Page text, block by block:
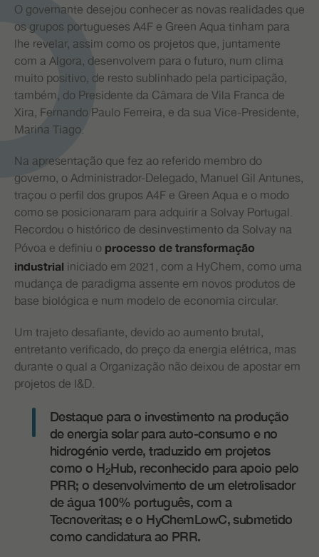
O governante desejou conhecer as novas realidades que
os grupos portugueses A4F e Green Aqua tinham para
lhe revelar, assim como os projetos que, juntamente
com a Algora, desenvolvem para o futuro, num clima
muito positivo, de resto sublinhado pela participação,
também, do Presidente da Câmara de Vila Franca de
Xira, Fernando Paulo Ferreira, e da sua Vice-Presidente,
Marina Tiago.
Na apresentação que fez ao referido membro do
governo, o Administrador-Delegado, Manuel Gil Antunes,
traçou o perfil dos grupos A4F e Green Aqua e o modo
como se posicionaram para adquirir a Solvay Portugal.
Recordou o histórico de desinvestimento da Solvay na
Póvoa e definiu o processo de transformação
industrial iniciado em 2021, com a HyChem, como uma
mudança de paradigma assente em novos produtos de
base biológica e num modelo de economia circular.
Um trajeto desafiante, devido ao aumento brutal,
entretanto verificado, do preço da energia elétrica, mas
durante o qual a Organização não deixou de apostar em
projetos de I&D.
Destaque para o investimento na produção
de energia solar para auto-consumo e no
hidrogénio verde, traduzido em projetos
como o H2Hub, reconhecido para apoio pelo
PRR; o desenvolvimento de um eletrolisador
de água 100% português, com a
Tecnoveritas; e o HyChemLowC, submetido
como candidatura ao PRR.